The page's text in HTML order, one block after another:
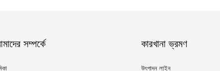
সম্পর্কে কারখানা ভ্রমণ
উৎপাদন লাইন